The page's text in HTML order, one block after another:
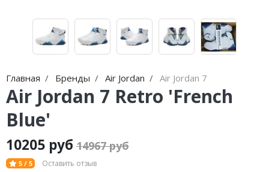
Главная Бренды Air Jordan Air Jordan 7
Air Jordan 7 Retro 'French
Blue'
10205 руб 14967 руб
5 / 5 Оставить отзыв
Nike Dunk
Nike Shox
Nike Blazer
Nike P-6000
Nike Initiator
Nike Pegasus
adidas Samba
adidas Gazelle
adidas Handball
adidas Adistar
adidas adiFOM
adidas Adizero